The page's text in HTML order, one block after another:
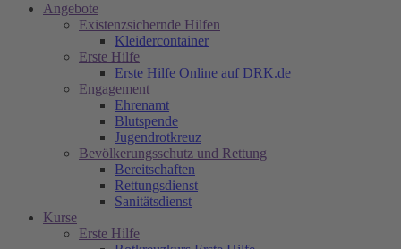
Angebote
Existenzsichernde Hilfen
Kleidercontainer
Erste Hilfe
Erste Hilfe Online auf DRK.de
Engagement
Ehrenamt
Blutspende
Jugendrotkreuz
Bevölkerungsschutz und Rettung
Bereitschaften
Rettungsdienst
Sanitätsdienst
Kurse
Erste Hilfe